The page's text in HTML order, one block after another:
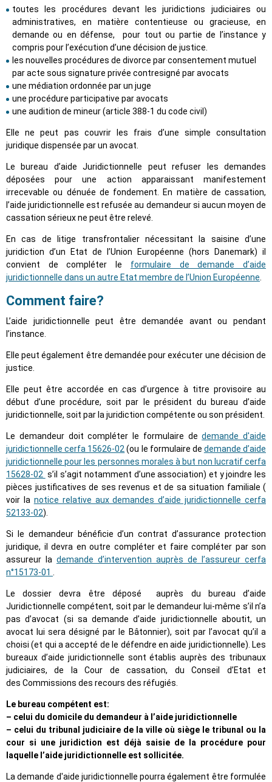
toutes les procédures devant les juridictions judiciaires ou
administratives, en matière contentieuse ou gracieuse, en
demande ou en défense, pour tout ou partie de l’instance y
compris pour l’exécution d’une décision de justice.
les nouvelles procédures de divorce par consentement mutuel
par acte sous signature privée contresigné par avocats
une médiation ordonnée par un juge
une procédure participative par avocats
une audition de mineur (article 388-1 du code civil)
Elle ne peut pas couvrir les frais d’une simple consultation
juridique dispensée par un avocat.
Le bureau d’aide Juridictionnelle peut refuser les demandes
déposées pour une action apparaissant manifestement
irrecevable ou dénuée de fondement. En matière de cassation,
l’aide juridictionnelle est refusée au demandeur si aucun moyen de
cassation sérieux ne peut être relevé.
En cas de litige transfrontalier nécessitant la saisine d’une
juridiction d’un Etat de l’Union Européenne (hors Danemark) il
convient de compléter le formulaire de demande d’aide
juridictionnelle dans un autre Etat membre de l’Union Européenne
Comment faire?
L’aide juridictionnelle peut être demandée avant ou pendant
l’instance.
Elle peut également être demandée pour exécuter une décision de
justice.
Elle peut être accordée en cas d’urgence à titre provisoire au
début d’une procédure, soit par le président du bureau d’aide
juridictionnelle, soit par la juridiction compétente ou son président.
Le demandeur doit compléter le formulaire dedemande d'aide
juridictionnelle cerfa 15626-02 (ou le formulaire de demande d’aide
juridictionnelle pour les personnes morales à but non lucratif cerfa
15628-02 s’il s’agit notamment d’une association) et y joindre les
pièces justificatives de ses revenus et de sa situation familiale (
voir la notice relative aux demandes d’aide juridictionnelle cerfa
52133-02).
Si le demandeur bénéficie d’un contrat d’assurance protection
juridique, il devra en outre compléter et faire compléter par son
assureur la demande d’intervention auprès de l’assureur cerfa
n°15173-01
Le dossier devra être déposé auprès du bureau d’aide
Juridictionnelle compétent, soit par le demandeur lui-même s’il n’a
pas d’avocat (si sa demande d’aide juridictionnelle aboutit, un
avocat lui sera désigné par le Bâtonnier), soit par l’avocat qu’il a
choisi (et qui a accepté de le défendre en aide juridictionnelle). Les
bureaux d’aide juridictionnelle sont établis auprès des tribunaux
judiciaires, de la Cour de cassation, du Conseil d’Etat et
des Commissions des recours des réfugiés.
Le bureau compétent est:
– celui du domicile du demandeur à l’aide juridictionnelle
– celui du tribunal judiciaire de la ville où siège le tribunal ou la
cour si une juridiction est déjà saisie de la procédure pour
laquelle l’aide juridictionnelle est sollicitée.
La demande d'aide juridictionnelle pourra également être formulée